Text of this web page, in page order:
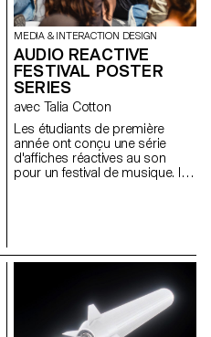
MEDIA & INTERACTION DESIGN
AUDIO REACTIVE
FESTIVAL POSTER
SERIES
avec Talia Cotton
Les étudiants de première
année ont conçu une série
d'affiches réactives au son
pour un festival de musique. Ils
sociaux, créant ainsi une
reconnaissable pour le festival.